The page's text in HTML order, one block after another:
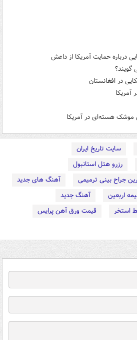
درباره حمایت آمریکا از داعش
در افغانستان
آمریکا
هسته‌ای در آمریکا
سایت تاریخ ایران
رزرو هتل استانبول
جراح بینی ترمیمی
آهنگ های جدید
اربعین
آهنگ جدید
استخر
قیمت ورق آهن پرایس